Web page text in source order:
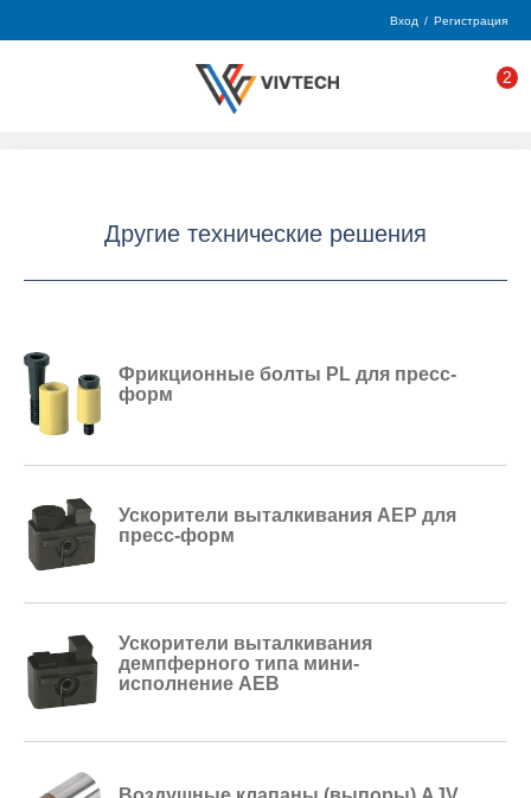
Вход / Регистрация
2
Другие технические решения
Фрикционные болты PL для пресс-
форм
Ускорители выталкивания AEP для
пресс-форм
Ускорители выталкивания
демпферного типа мини-
исполнение AEB